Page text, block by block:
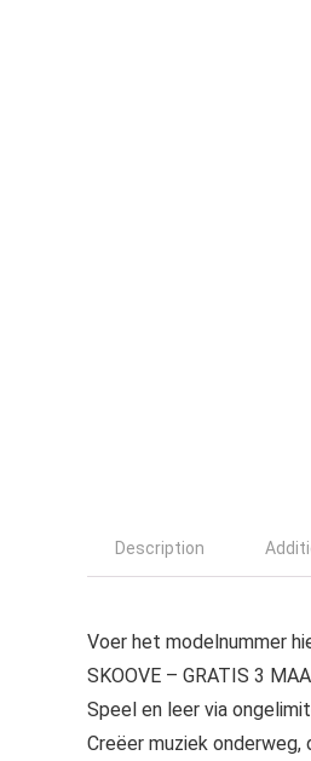
Description
Voer het modelnummer
SKOOVE – GRATIS 3
Speel en leer via
Creëer muziek